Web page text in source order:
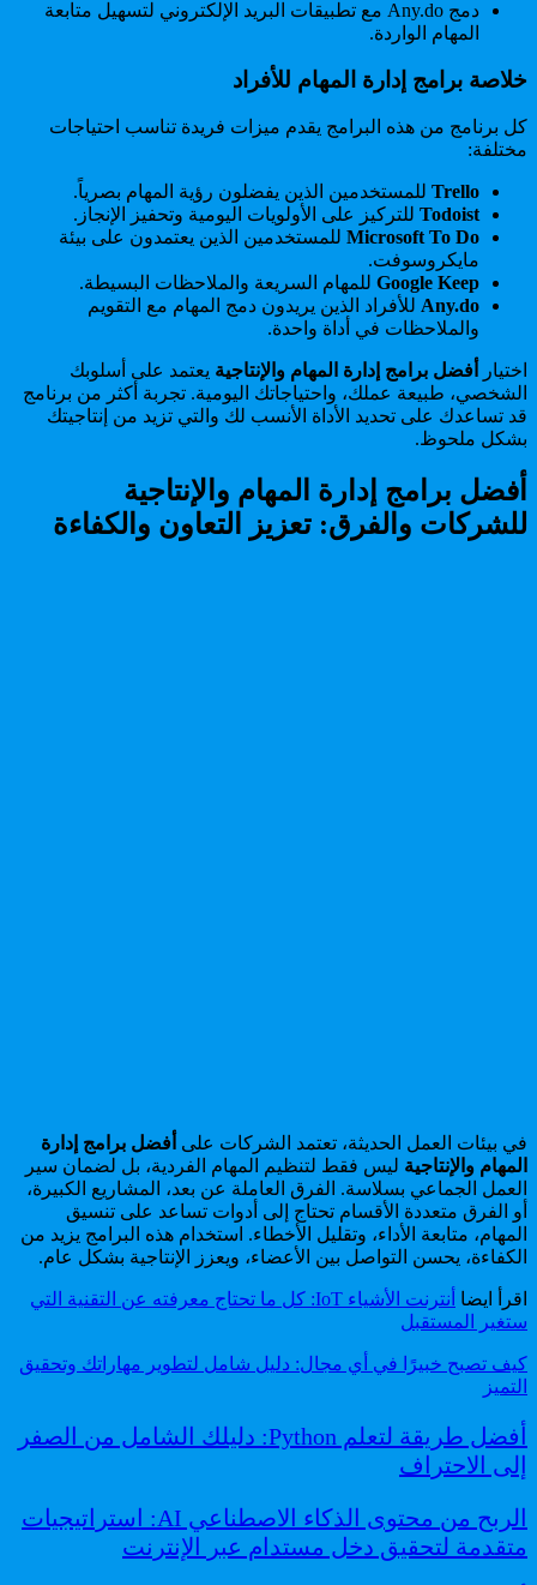
دمج Any.do مع تطبيقات البريد الإلكتروني لتسهيل متابعة
المهام الواردة.
خلاصة برامج إدارة المهام للأفراد
كل برنامج من هذه البرامج يقدم ميزات فريدة تناسب احتياجات
مختلفة:
Trello للمستخدمين الذين يفضلون رؤية المهام بصرياً.
Todoist للتركيز على الأولويات اليومية وتحفيز الإنجاز.
Microsoft To Do للمستخدمين الذين يعتمدون على بيئة
مايكروسوفت.
Google Keep للمهام السريعة والملاحظات البسيطة.
Any.do للأفراد الذين يريدون دمج المهام مع التقويم
والملاحظات في أداة واحدة.
اختيار أفضل برامج إدارة المهام والإنتاجية يعتمد على أسلوبك
الشخصي، طبيعة عملك، واحتياجاتك اليومية. تجربة أكثر من برنامج
قد تساعدك على تحديد الأداة الأنسب لك والتي تزيد من إنتاجيتك
بشكل ملحوظ.
أفضل برامج إدارة المهام والإنتاجية
للشركات والفرق: تعزيز التعاون والكفاءة
في بيئات العمل الحديثة، تعتمد الشركات على أفضل برامج إدارة
المهام والإنتاجية ليس فقط لتنظيم المهام الفردية، بل لضمان سير
العمل الجماعي بسلاسة. الفرق العاملة عن بعد، المشاريع الكبيرة،
أو الفرق متعددة الأقسام تحتاج إلى أدوات تساعد على تنسيق
المهام، متابعة الأداء، وتقليل الأخطاء. استخدام هذه البرامج يزيد من
الكفاءة، يحسن التواصل بين الأعضاء، ويعزز الإنتاجية بشكل عام.
اقرأ ايضا
أنترنت الأشياء IoT: كل ما تحتاج معرفته عن التقنية التي
ستغير المستقبل
كيف تصبح خبيرًا في أي مجال: دليل شامل لتطوير مهاراتك وتحقيق
التميز
أفضل طريقة لتعلم Python: دليلك الشامل من الصفر
إلى الاحتراف
الربح من محتوى الذكاء الاصطناعي AI: استراتيجيات
متقدمة لتحقيق دخل مستدام عبر الإنترنت